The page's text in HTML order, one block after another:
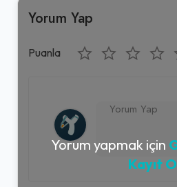
Yorum Yap
Puanla
Yorum yapmak için
Kayıt